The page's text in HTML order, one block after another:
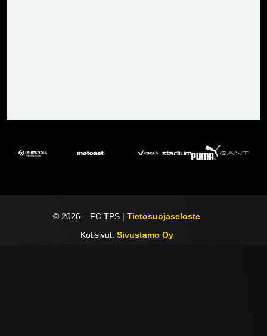
©2026 – FC TPS |Tietosuojaseloste
Kotisivut: Sivustamo Oy